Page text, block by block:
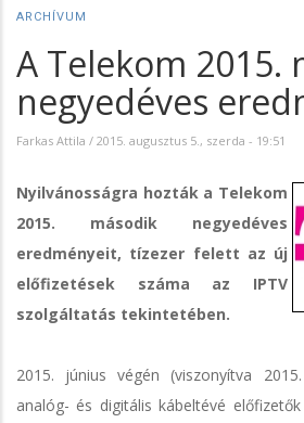
ARCHÍVUM
A Telekom 2015.
negyedéves
Farkas Attila / 2015. augusztus 5., szerda - 19:51
Nyilvánosságra hozták a Telekom
2015. második negyedéves
eredményeit, tízezer felett az új
előfizetések száma az IPTV
szolgáltatás tekintetében.
2015. június végén (viszonyítva
analóg- és digitális kábeltévé